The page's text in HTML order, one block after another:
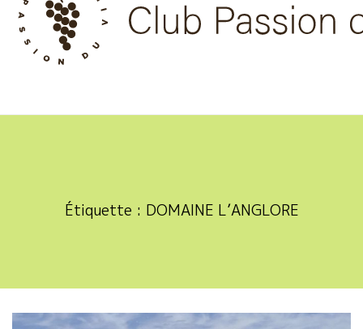
Skip
content
Étiquette : DOMAINE L’ANGLORE